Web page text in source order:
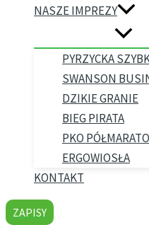
NASZE IMPREZY
PYRZYCKA
SWANSON
DZIKIE GRANIE
BIEG PIRATA
PKO
ERGOWIOSŁA
KONTAKT
ZAPISY